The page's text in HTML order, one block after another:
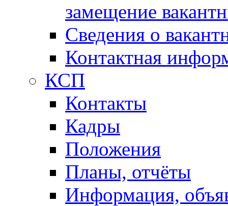
замещение
Сведения о
Контактная
КСП
Контакты
Кадры
Положения
Планы, отчёты
Информация,